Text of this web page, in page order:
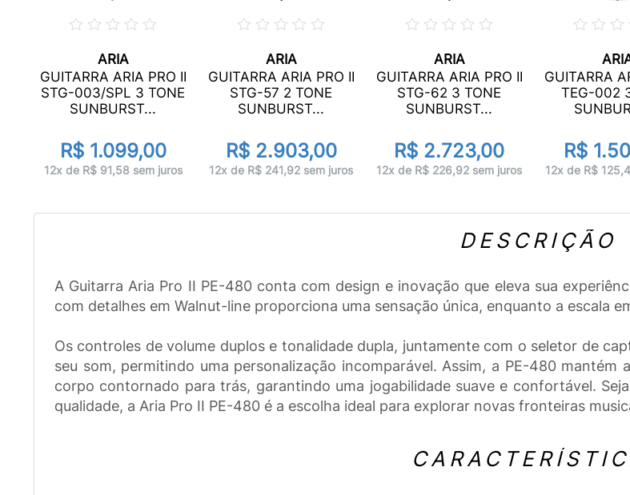
ARIA
GUITARRA ARIA PRO II
STG-003/SPL 3 TONE
SUNBURST...
R$ 1.099,00
12x de R$ 91,58 sem juros
ARIA
GUITARRA ARIA PRO II
STG-57 2 TONE
SUNBURST...
R$ 2.903,00
12x de R$ 241,92 sem juros
ARIA
GUITARRA ARIA PRO II
STG-62 3 TONE
SUNBURST...
R$ 2.723,00
12x de R$ 226,92 sem juros
GUITARRA
TEG-002
R$
12x de R$
DESCRIÇÃO
A Guitarra Aria Pro II PE-480 conta com design e inovação que eleva sua
com detalhes em Walnut-line proporciona uma sensação única, enquanto a escala
Os controles de volume duplos e tonalidade dupla, juntamente com o seletor de
seu som, permitindo uma personalização incomparável. Assim, a PE-480
corpo contornado para trás, garantindo uma jogabilidade suave e confortável.
qualidade, a Aria Pro II PE-480 é a escolha ideal para explorar novas fronteiras